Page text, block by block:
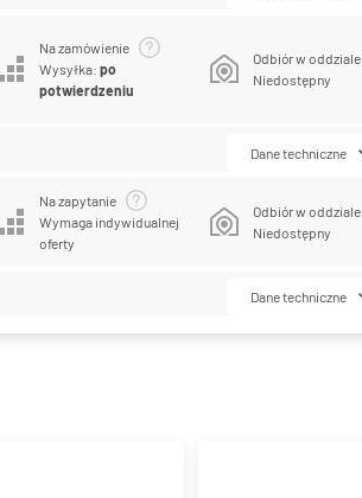
Na zamówienie
Wysyłka:po
potwierdzeniu
Odbiór w oddziale
Niedostępny
Dane techniczne
Na zapytanie
Wymaga indywidualnej
oferty
Odbiór w oddziale
Niedostępny
Dane techniczne